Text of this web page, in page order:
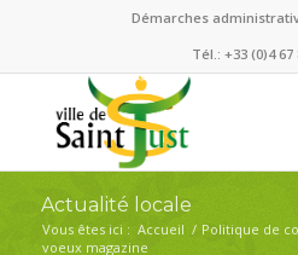
Démarches
Tél.: +33 (0)4 67
Actualité locale
Vous êtes ici : Accueil / Politique de
voeux magazine